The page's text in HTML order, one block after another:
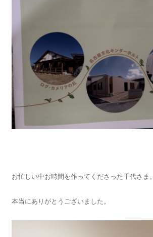
お忙しい中お時間を作ってくださった千代さま。
本当にありがとうございました。